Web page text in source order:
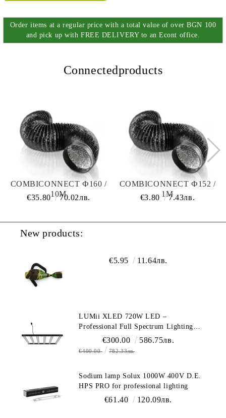
Order items at a regular price with a total value of over BGN 100
and pick up with FREE DELIVERY to an Econt office.
Connectedproducts
COMBICONNECT Ф160 /
10M
€35.80 70.02лв.
COMBICONNECT Ф152 /
1M
€3.80 7.43лв.
New products:
€5.95 11.64лв.
LUMii XLED 720W LED –
Professional Full Spectrum Lighting
(1700 µmol/s)
€300.00 586.75лв.
€400.00 782.33лв.
Sodium lamp Solux 1000W 400V D.E.
HPS PRO for professional lighting
€61.40 120.09лв.